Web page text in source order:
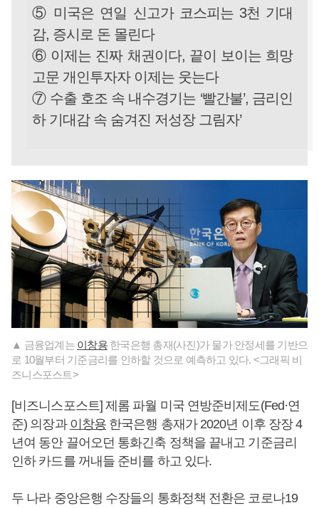
⑤ 미국은 연일 신고가 코스피는 3천 기대
감, 증시로 돈 몰린다
⑥ 이제는 진짜 채권이다, 끝이 보이는 희망
고문 개인투자자 이제는 웃는다
⑦ 수출 호조 속 내수경기는 ‘빨간불’, 금리인
하 기대감 속 숨겨진 저성장 그림자’
▲ 금융업계는 이창용한국은행 총재(사진)가 물가 안정세를 기반으
로 10월부터 기준금리를 인하할 것으로 예측하고 있다. <그래픽 비
즈니스포스트>
[비즈니스포스트] 제롬 파월 미국 연방준비제도(Fed·연
준) 의장과 이창용 한국은행 총재가 2020년 이후 장장 4
년여 동안 끌어오던 통화긴축 정책을 끝내고 기준금리
인하 카드를 꺼내들 준비를 하고 있다.
두 나라 중앙은행 수장들의 통화정책 전환은 코로나19